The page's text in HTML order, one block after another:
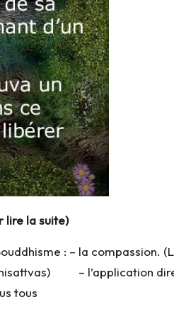
lire la suite)
: – la
– l’application
tous